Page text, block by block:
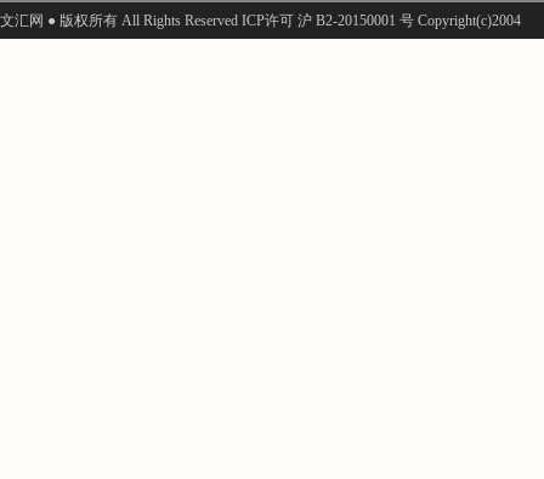
文汇网 ● 版权所有 All Rights Reserved ICP许可 沪 B2-20150001 号 Copyright(c)2004